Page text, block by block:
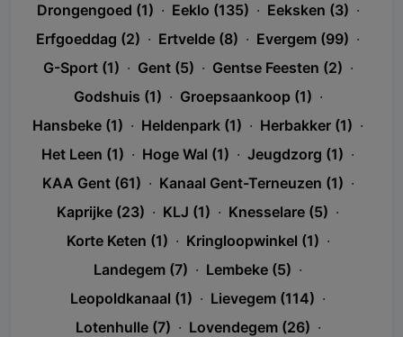
Drongengoed (1) · Eeklo (135) · Eeksken (3) ·
Erfgoeddag (2) · Ertvelde (8) · Evergem (99) ·
G-Sport (1) · Gent (5) · Gentse Feesten (2) ·
Godshuis (1) · Groepsaankoop (1) ·
Hansbeke (1) · Heldenpark (1) · Herbakker (1) ·
Het Leen (1) · Hoge Wal (1) · Jeugdzorg (1) ·
KAA Gent (61) · Kanaal Gent-Terneuzen (1) ·
Kaprijke (23) · KLJ (1) · Knesselare (5) ·
Korte Keten (1) · Kringloopwinkel (1) ·
Landegem (7) · Lembeke (5) ·
Leopoldkanaal (1) · Lievegem (114) ·
Lotenhulle (7) · Lovendegem (26) ·